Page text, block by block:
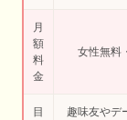
月
額
料
金
女性無料
目
趣味友やデ